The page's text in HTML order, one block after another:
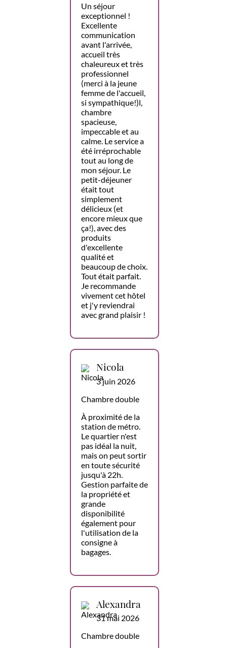
Un séjour
exceptionnel !
Excellente
communication
avant l'arrivée,
accueil très
chaleureux et très
professionnel
(merci à la jeune
femme de l'accueil,
si sympathique!)l,
chambre
spacieuse,
impeccable et au
calme. Le service a
été irréprochable
tout au long de
mon séjour. Le
petit-déjeuner
était tout
simplement
délicieux (et
encore mieux que
ça!), avec des
produits
d'excellente
qualité et
beaucoup de choix.
Tout était parfait.
Je recommande
vivement cet hôtel
et j'y reviendrai
avec grand plaisir !
Nicola
3 juin 2026
Chambre double
À proximité de la
station de métro.
Le quartier n'est
pas idéal la nuit,
mais on peut sortir
en toute sécurité
jusqu'à 22h.
Gestion parfaite de
la propriété et
grande
disponibilité
également pour
l'utilisation de la
consigne à
bagages.
Alexandra
31 mai 2026
Chambre double